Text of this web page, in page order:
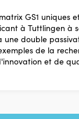
GS1 uniques
à Tuttlingen à
une double
de la
et de